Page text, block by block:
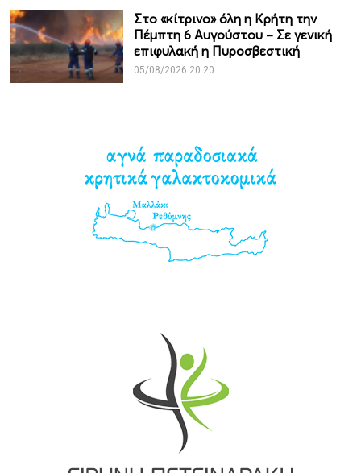
Στο «κίτρινο» όλη η Κρήτη την
Πέμπτη 6 Αυγούστου – Σε γενική
επιφυλακή η Πυροσβεστική
05/08/2026 20:20